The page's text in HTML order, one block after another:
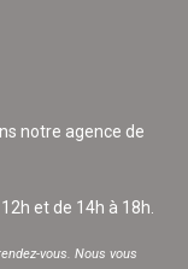
notre agence de
et de 14h à 18h.
vous. Nous vous